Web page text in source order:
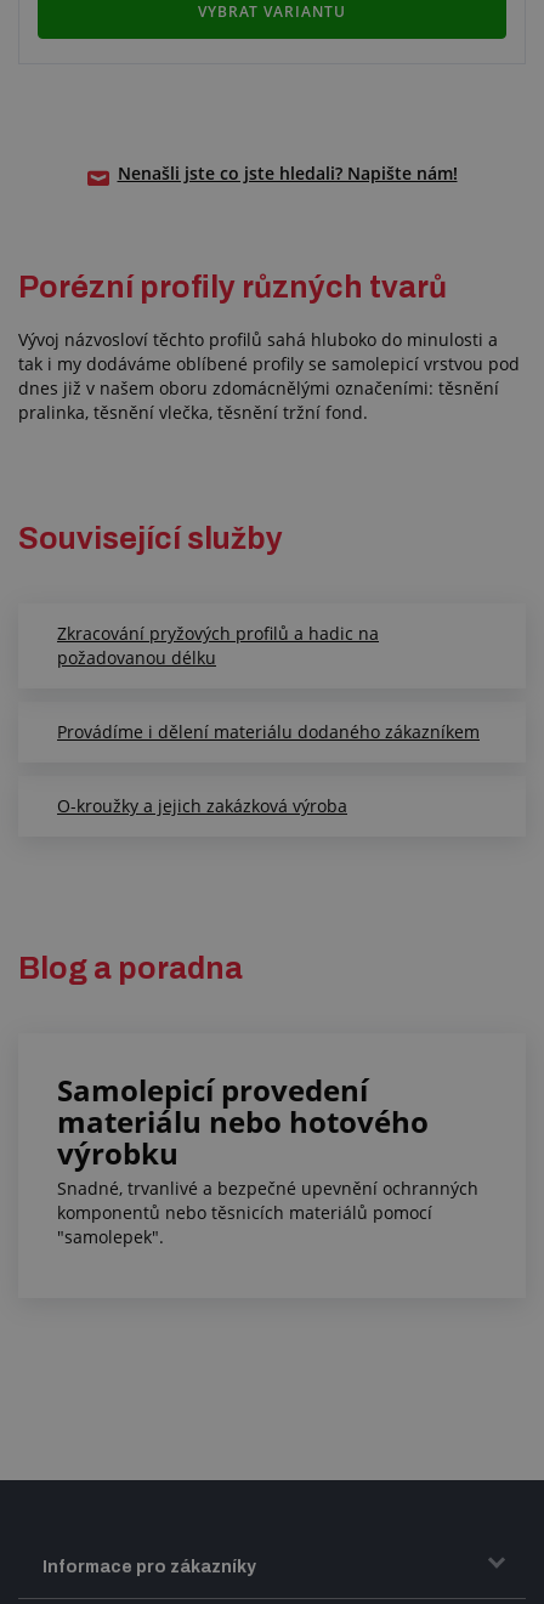
VYBRAT VARIANTU
Nenašli jste co jste hledali? Napište nám!
Porézní profily různých tvarů
Vývoj názvosloví těchto profilů sahá hluboko do minulosti a
tak i my dodáváme oblíbené profily se samolepicí vrstvou pod
dnes již v našem oboru zdomácnělými označeními: těsnění
pralinka, těsnění vlečka, těsnění tržní fond.
Související služby
Zkracování pryžových profilů a hadic na
požadovanou délku
Provádíme i dělení materiálu dodaného zákazníkem
O-kroužky a jejich zakázková výroba
Blog a poradna
Samolepicí provedení
materiálu nebo hotového
výrobku
Snadné, trvanlivé a bezpečné upevnění ochranných
komponentů nebo těsnicích materiálů pomocí
"samolepek".
Informace pro zákazníky